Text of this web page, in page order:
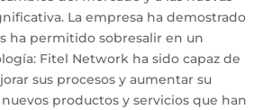
La empresa ha demostrado
ha permitido sobresalir en un
Fitel Network ha sido capaz de
sus procesos y aumentar su
productos y servicios que han